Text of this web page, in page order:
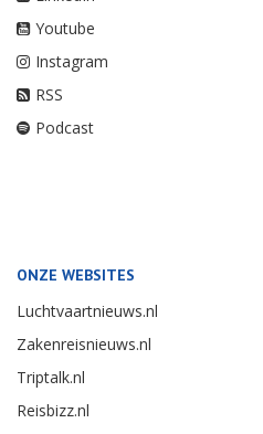
Youtube
Instagram
RSS
Podcast
ONZE WEBSITES
Luchtvaartnieuws.nl
Zakenreisnieuws.nl
Triptalk.nl
Reisbizz.nl